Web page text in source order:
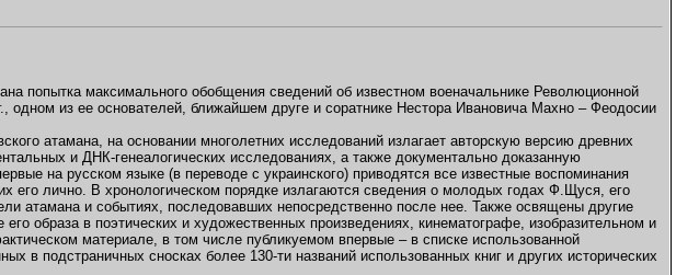
попытка максимального обобщения сведений об известном военачальнике Революционной
одном из ее основателей, ближайшем друге и соратнике Нестора Ивановича Махно – Феодосии
атамана, на основании многолетних исследований излагает авторскую версию древних
и ДНК-генеалогических исследованиях, а также документально доказанную
на русском языке (в переводе с украинского) приводятся все известные воспоминания
его лично. В хронологическом порядке излагаются сведения о молодых годах Ф.Щуся, его
атамана и событиях, последовавших непосредственно после нее. Также освящены другие
образа в поэтических и художественных произведениях, кинематографе, изобразительном и
материале, в том числе публикуемом впервые – в списке использованной
в подстраничных сносках более 130-ти названий использованных книг и других исторических